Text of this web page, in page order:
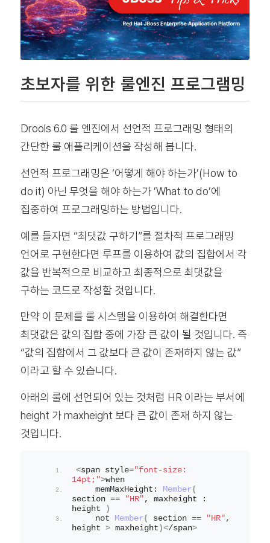
초보자를 위한 룰엔진 프로그램밍
Drools 6.0 룰 엔진에서 선언적 프로그래밍 형태의
간단한 룰 애플리케이션을 작성해 봅니다.
선언적 프로그래밍은 ‘어떻게 해야 하는가’(How to
do it) 아닌 무엇을 해야 하는가 ’What to do’에
집중하여 프로그래밍하는 방법입니다.
예를 들자면 “최댓값 구하기”를 절차적 프로그래밍
언어로 구현한다면 루프를 이용하여 값의 집합에서 각
값을 반복적으로 비교하고 최종적으로 최댓값을
구하는 코드로 작성할 것입니다.
만약 이 문제를 룰 시스템을 이용하여 해결한다면
최댓값은 값의 집합 중에 가장 큰 값이 될 것입니다. 즉
“값의 집합에서 그 값보다 큰 값이 존재하지 않는 값”
이라고 할 수 있습니다.
아래의 룰에 선언되어 있는 것처럼 HR 이라는 부서에
height 가 maxheight 보다 큰 값이 존재 하지 않는
것입니다.
<span style="font-size:
14pt;">when
    memMaxHeight:
Member (
section ==
"HR" , maxheight :
height
)
    not
Member ( section == "HR" ,
height > maxheight )</span>